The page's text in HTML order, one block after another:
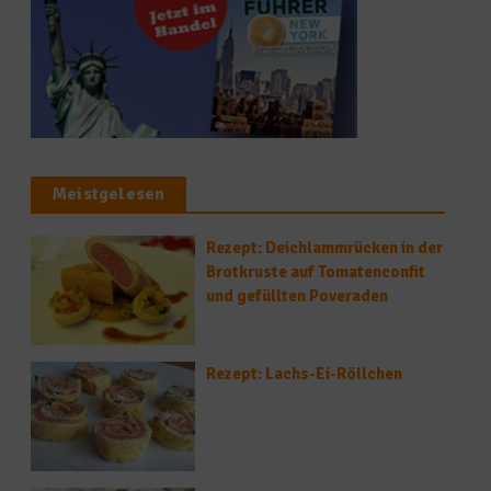
Meistgelesen
Rezept: Deichlammrücken in der
Brotkruste auf Tomatenconfit
und gefüllten Poveraden
Rezept: Lachs-Ei-Röllchen